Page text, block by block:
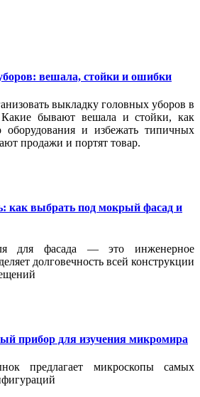
вешала, стойки и ошибки
выкладку головных уборов в
Какие бывают вешала и стойки, как
оборудования и избежать типичных
продажи и портят товар.
как выбрать под мокрый фасад и
для фасада — это инженерное
долговечность всей конструкции
прибор для изучения микромира
предлагает микроскопы самых